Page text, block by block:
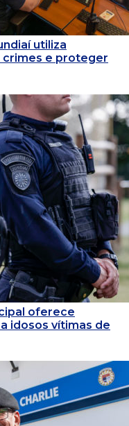
utiliza
e proteger
oferece
idosos vítimas de